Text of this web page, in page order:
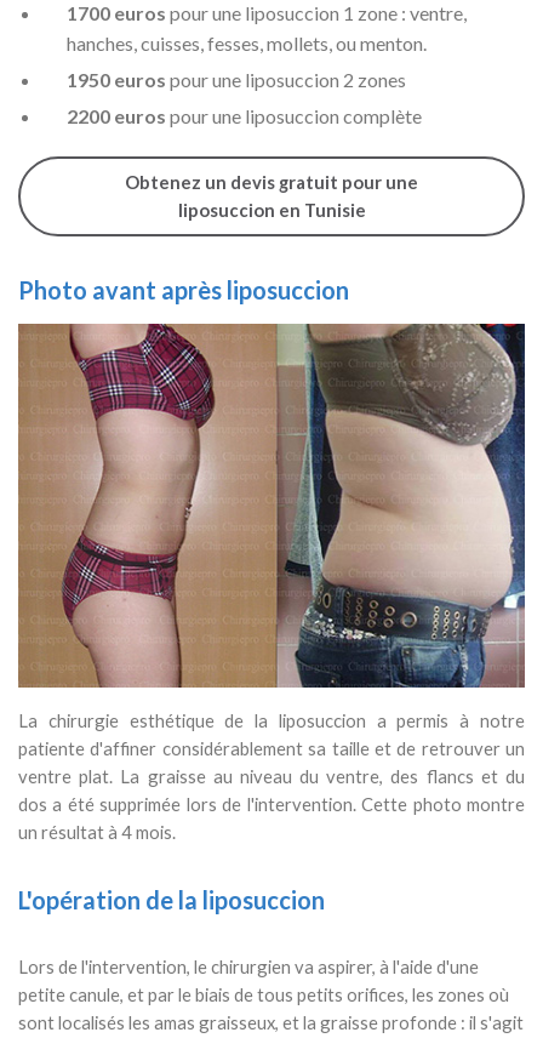
1700 euros pour une liposuccion 1 zone : ventre,
hanches, cuisses, fesses, mollets, ou menton.
1950 euros pour une liposuccion 2 zones
2200 euros pour une liposuccion complète
Obtenez un devis gratuit pour une
liposuccion en Tunisie
Photo avant après liposuccion
La chirurgie esthétique de la liposuccion a permis à notre
patiente d'affiner considérablement sa taille et de retrouver un
ventre plat. La graisse au niveau du ventre, des flancs et du
dos a été supprimée lors de l'intervention. Cette photo montre
un résultat à 4 mois.
L'opération de la liposuccion
Lors de l'intervention, le chirurgien va aspirer, à l'aide d'une
petite canule, et par le biais de tous petits orifices, les zones où
sont localisés les amas graisseux, et la graisse profonde : il s'agit